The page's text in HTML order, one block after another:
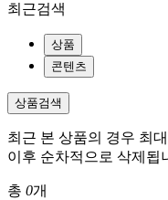
최근검색
상품
콘텐츠
상품검색
최근 본 상품의 경우 최
이후 순차적으로 삭제됩
총 0개